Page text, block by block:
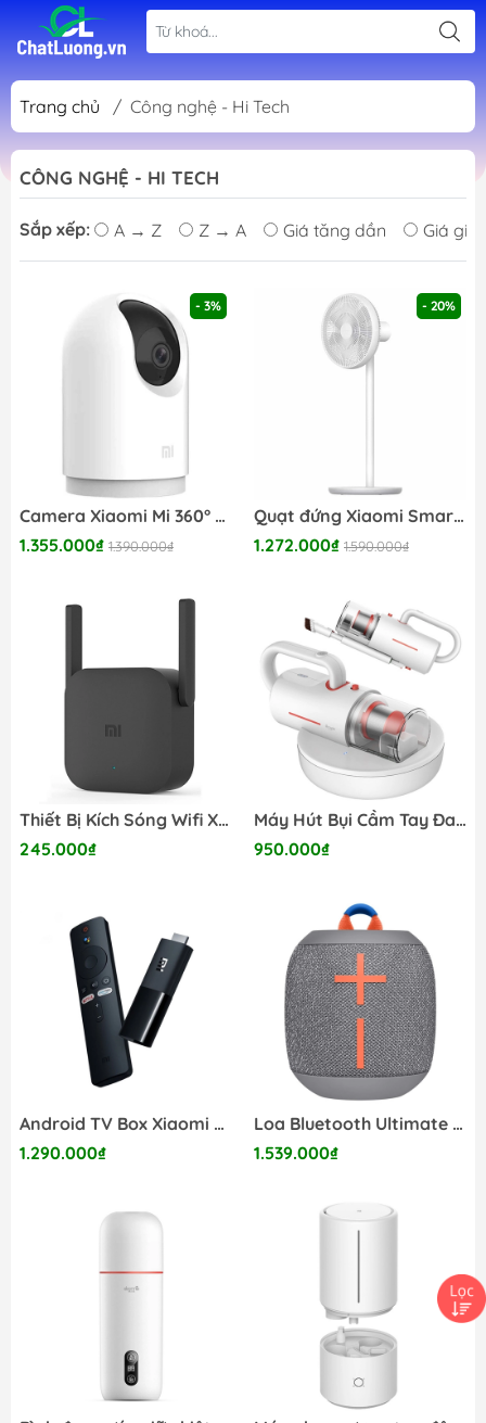
Trang chủ / Công nghệ - Hi Tech
CÔNG NGHỆ - HI TECH
Sắp xếp: A → Z Z → A Giá tăng dần Giá
- 3%
Camera Xiaomi Mi 360° Home 2K BHR4193GL Pro
1.355.000₫ 1.390.000₫
- 20%
Quạt đứng Xiaomi Smart Fan 2 Lite
1.272.000₫ 1.590.000₫
Thiết Bị Kích Sóng Wifi Xiaomi Pro
245.000₫
Máy Hút Bụi Cầm Tay Đa Năng Deerma CM1300
950.000₫
Android TV Box Xiaomi Mi TV Stick tìm kiếm bằng giọng nói, hỗ trợ tiếng việt
1.290.000₫
Loa Bluetooth Ultimate Ears Wonderboom 2
1.539.000₫